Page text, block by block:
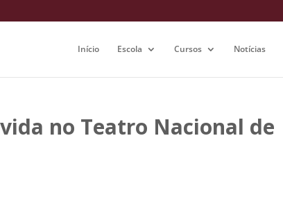
Início Escola Cursos Notícias
no Teatro Nacional de